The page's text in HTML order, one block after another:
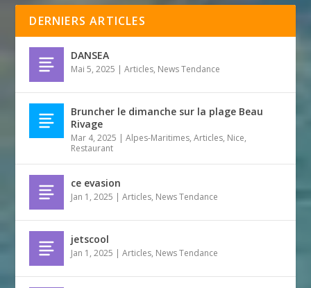
DERNIERS ARTICLES
DANSEA
Mai 5, 2025 |Articles, News Tendance
Bruncher le dimanche sur la plage Beau
Rivage
Mar 4, 2025 |Alpes-Maritimes,Articles, Nice,
Restaurant
ce evasion
Jan 1, 2025 |Articles, News Tendance
jetscool
Jan 1, 2025 |Articles, News Tendance